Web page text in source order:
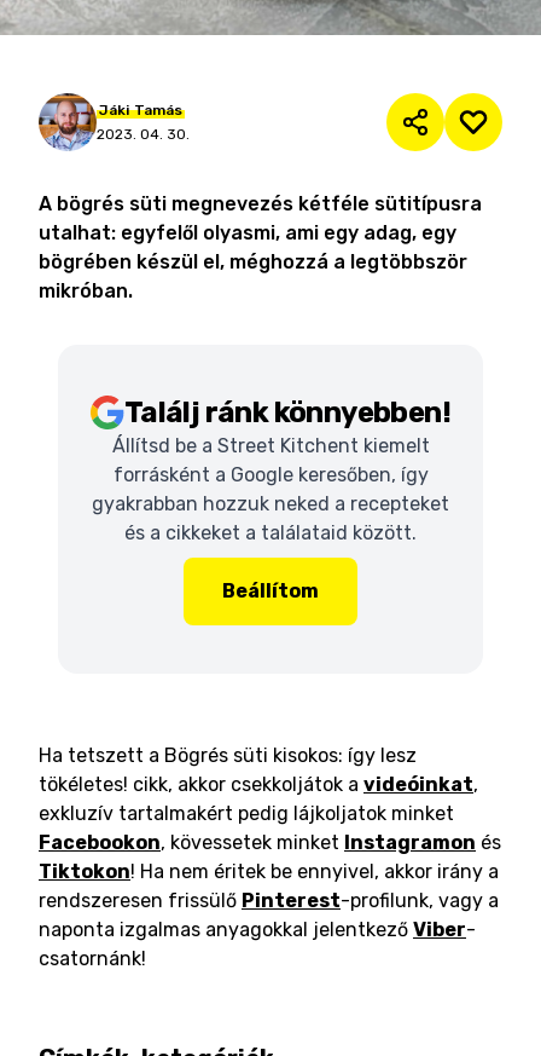
Jáki Tamás
2023. 04. 30.
A bögrés süti megnevezés kétféle sütitípusra
utalhat: egyfelől olyasmi, ami egy adag, egy
bögrében készül el, méghozzá a legtöbbször
mikróban.
Találj ránk könnyebben!
Állítsd be a Street Kitchent kiemelt
forrásként a Google keresőben, így
gyakrabban hozzuk neked a recepteket
és a cikkeket a találataid között.
Beállítom
Ha tetszett a Bögrés süti kisokos: így lesz
tökéletes! cikk, akkor csekkoljátok a videóinkat,
exkluzív tartalmakért pedig lájkoljatok minket
Facebookon, kövessetek minket Instagramon és
Tiktokon! Ha nem éritek be ennyivel, akkor irány a
rendszeresen frissülő Pinterest-profilunk, vagy a
naponta izgalmas anyagokkal jelentkező Viber-
csatornánk!